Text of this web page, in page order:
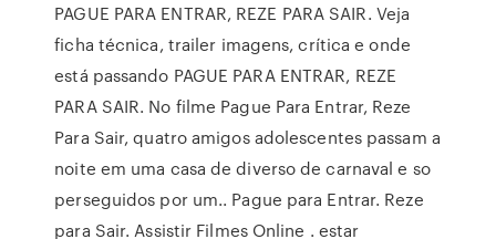
PAGUE PARA ENTRAR, REZE PARA SAIR. Veja
ficha técnica, trailer imagens, crítica e onde
está passando PAGUE PARA ENTRAR, REZE
PARA SAIR. No filme Pague Para Entrar, Reze
Para Sair, quatro amigos adolescentes passam a
noite em uma casa de diverso de carnaval e so
perseguidos por um.. Pague para Entrar. Reze
para Sair. Assistir Filmes Online . estar